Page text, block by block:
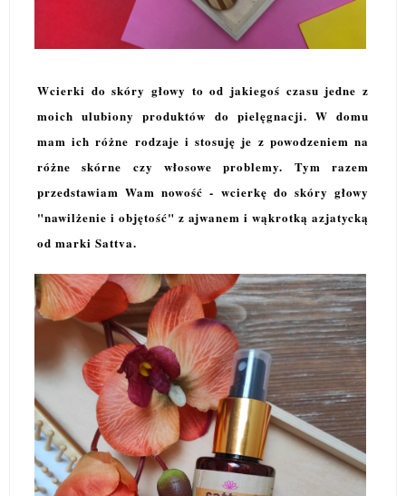
Wcierki do skóry głowy to od jakiegoś czasu jedne z
moich ulubiony produktów do pielęgnacji. W domu
mam ich różne rodzaje i stosuję je z powodzeniem na
różne skórne czy włosowe problemy. Tym razem
przedstawiam Wam nowość - wcierkę do skóry głowy
"nawilżenie i objętość" z ajwanem i wąkrotką azjatycką
od marki Sattva.